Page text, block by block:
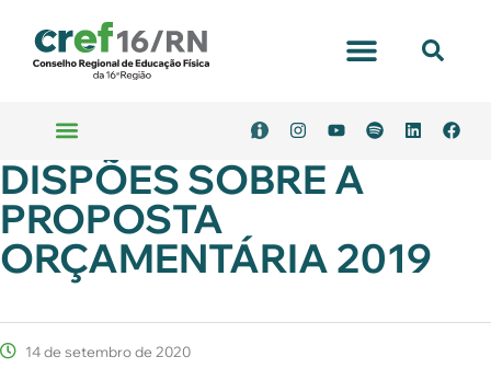
DISPÕES SOBRE A
PROPOSTA
ORÇAMENTÁRIA 2019
14 de setembro de 2020